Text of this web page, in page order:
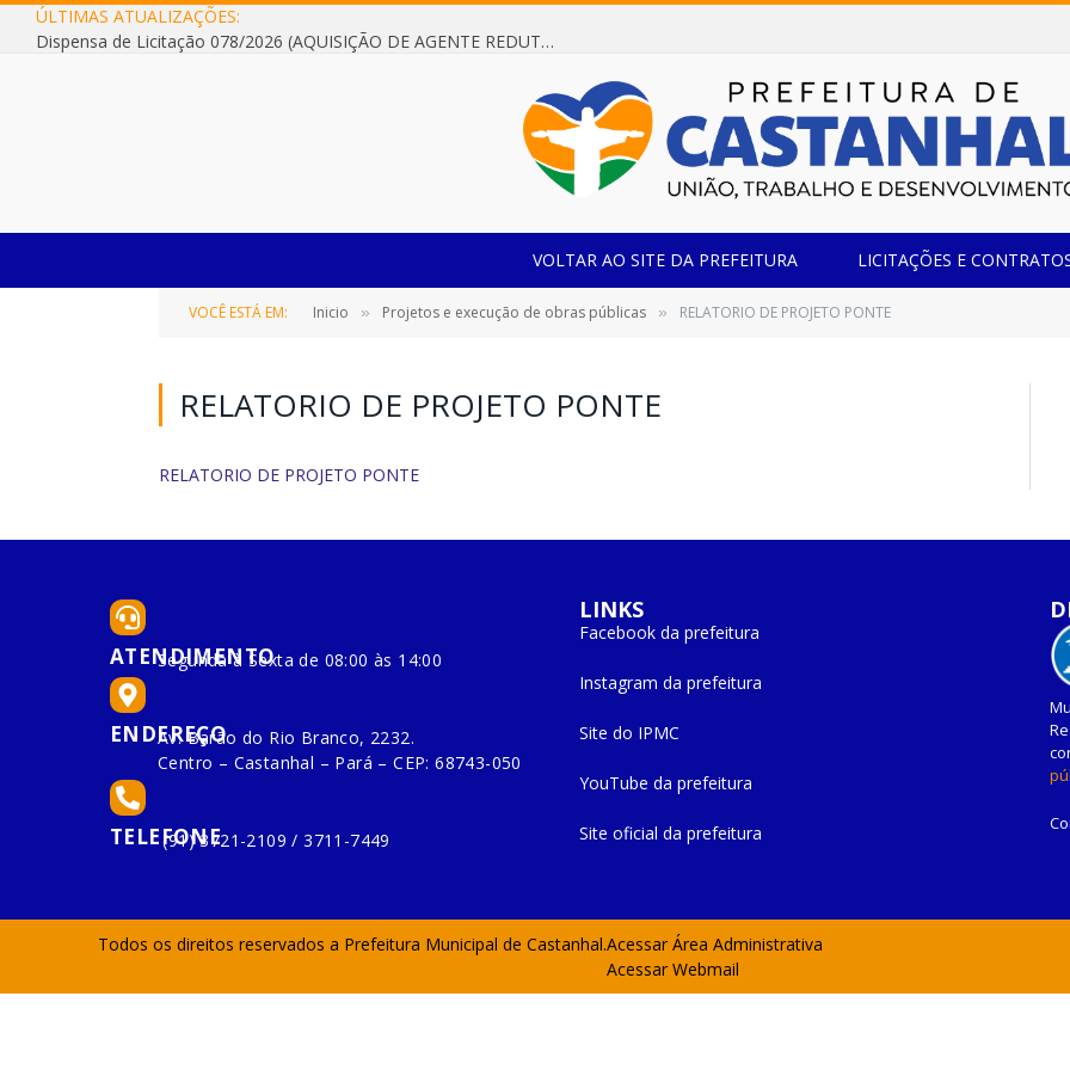
ÚLTIMAS ATUALIZAÇÕES:
Dispensa de Licitação 078/2026 (AQUISIÇÃO DE AGENTE REDUTOR LÍQUIDO AUTOMOTIVO – ARLA 32, PARA ATENDER A FROTA OFICIAL DE VEÍCULOS DA SECRETARIA MUNICIPAL DE EDUCAÇÃO DO MUNICÍPIO DE CASTANHAL/PA)
VOLTAR AO SITE DA PREFEITURA LICITAÇÕES E
VOCÊ ESTÁ EM: Inicio » Projetos e execução de obras públicas » RELATORIO DE PROJETO PONTE
RELATORIO DE PROJETO PONTE
RELATORIO DE PROJETO PONTE
ATENDIMENTO
Segunda à Sexta de 08:00 às 14:00
ENDEREÇO
Av. Barão do Rio Branco, 2232.
Centro – Castanhal – Pará – CEP: 68743-050
TELEFONE
(91) 3721-2109 / 3711-7449
LINKS
Facebook da prefeitura
Instagram da prefeitura
Site do IPMC
YouTube da prefeitura
Site oficial da prefeitura
Todos os direitos reservados a Prefeitura Municipal de Castanhal.Acessar Área Administrativa
Acessar Webmail